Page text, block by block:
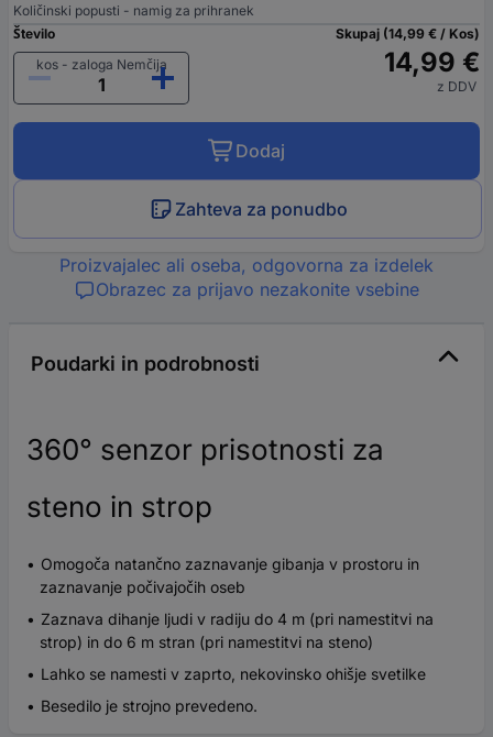
Količinski popusti - namig za prihranek
Število
kos - zaloga Nemčija
Skupaj (14,99 € / Kos)
14,99 €
z DDV
Dodaj
Zahteva za ponudbo
Proizvajalec ali oseba, odgovorna za izdelek
Obrazec za prijavo nezakonite vsebine
Poudarki in podrobnosti
360° senzor prisotnosti za
steno in strop
Omogoča natančno zaznavanje gibanja v prostoru in
zaznavanje počivajočih oseb
Zaznava dihanje ljudi v radiju do 4 m (pri namestitvi na
strop) in do 6 m stran (pri namestitvi na steno)
Lahko se namesti v zaprto, nekovinsko ohišje svetilke
Besedilo je strojno prevedeno.